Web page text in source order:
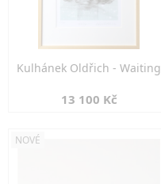
Kulhánek Oldřich - Waiting
13 100 Kč
NOVÉ